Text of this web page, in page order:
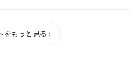
をもっと見る ›